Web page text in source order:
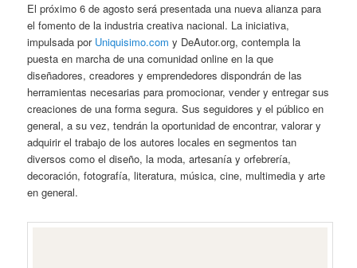
El próximo 6 de agosto será presentada una nueva alianza para
el fomento de la industria creativa nacional. La iniciativa,
impulsada por Uniquisimo.com y DeAutor.org, contempla la
puesta en marcha de una comunidad online en la que
diseñadores, creadores y emprendedores dispondrán de las
herramientas necesarias para promocionar, vender y entregar sus
creaciones de una forma segura. Sus seguidores y el público en
general, a su vez, tendrán la oportunidad de encontrar, valorar y
adquirir el trabajo de los autores locales en segmentos tan
diversos como el diseño, la moda, artesanía y orfebrería,
decoración, fotografía, literatura, música, cine, multimedia y arte
en general.